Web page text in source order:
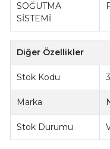
SOĞUTMA
SİSTEMİ
Diğer Özellikler
Stok Kodu
Marka
Stok Durumu